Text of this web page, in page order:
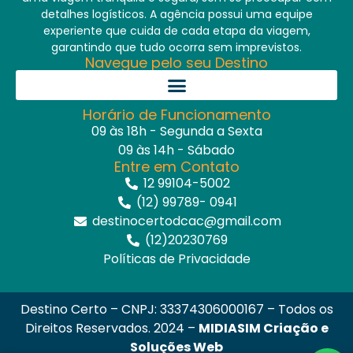
detalhes logísticos. A agência possui uma equipe
experiente que cuida de cada etapa da viagem,
garantindo que tudo ocorra sem imprevistos.
Navegue pelo seu Destino
Horário de Funcionamento
09 às 18h - Segunda a Sexta
09 às 14h - Sábado
Entre em Contato
12 99104-5002
(12) 99789- 0941
destinocertodcac@gmail.com
(12)20230769
Políticas de Privacidade
Destino Certo – CNPJ: 33374306000167 – Todos os
Direitos Reservados. 2024 – MIDIASIM Criação e
Soluções Web